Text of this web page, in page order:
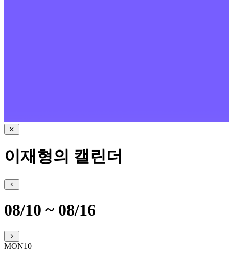
이재형의 캘린더
08/10 ~ 08/16
MON10